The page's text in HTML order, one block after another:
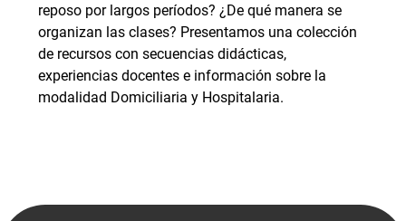
reposo por largos períodos? ¿De qué manera se
organizan las clases? Presentamos una colección
de recursos con secuencias didácticas,
experiencias docentes e información sobre la
modalidad Domiciliaria y Hospitalaria.